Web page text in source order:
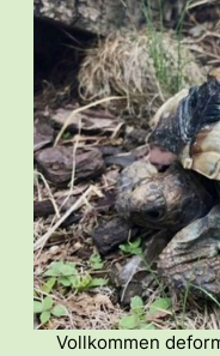
Vollkommen